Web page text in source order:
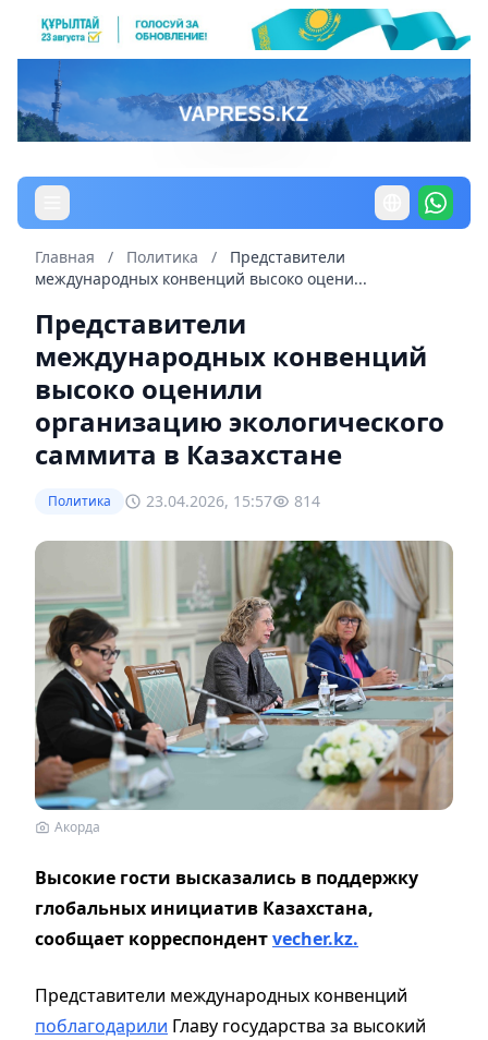
Главная / Политика /
Представители
международных конвенций высоко оцени...
Представители
международных конвенций
высоко оценили
организацию экологического
саммита в Казахстане
Политика 23.04.2026, 15:57 814
Акорда
Высокие гости высказались в поддержку
глобальных инициатив Казахстана,
сообщает корреспондентvecher.kz.
Представители международных конвенций
поблагодарили Главу государства за высокий